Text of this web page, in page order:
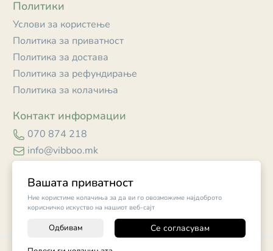
Вашата приватност
Ние користиме колачиња за да ви го овозможиме најдоброто
корисничко искуство на нашиот веб-сајт
Одбивам Се согласувам +
Политики
Услови за користење
Политика за приватност
Политика за достава
Политика за рефундирање
Политика за колачиња
Контакт информации
070 874 218
info@vibboo.mk